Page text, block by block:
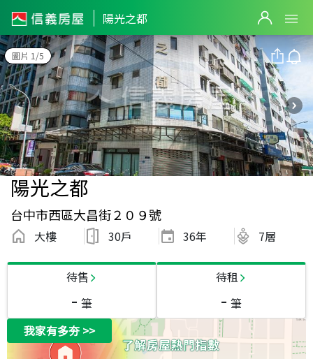
陽光之都
圖片 1/5
陽光之都
台中市西區大昌街２０９號
大樓 30戶 36年 7層
待售
- 筆
待租
- 筆
我家有多夯>>